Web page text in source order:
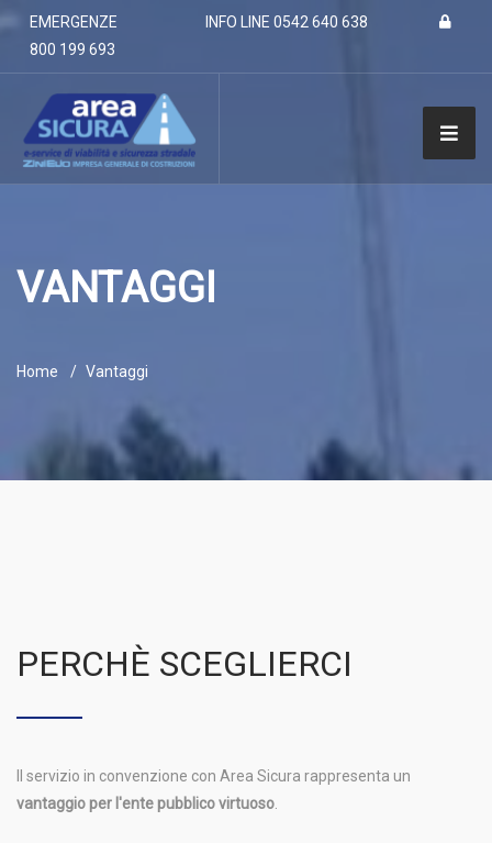
EMERGENZE
800 199 693
INFO LINE0542 640 638
VANTAGGI
Home Vantaggi
PERCHÈ SCEGLIERCI
Il servizio in convenzione con Area Sicura rappresenta un
vantaggio per l'ente pubblico virtuoso